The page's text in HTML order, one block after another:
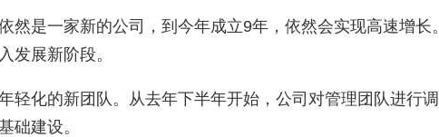
然是一家新的公司，到今年成立9年，依然会实现高速增长
发展新阶段。
轻化的新团队。从去年下半年开始，公司对管理团队进行
础建设。